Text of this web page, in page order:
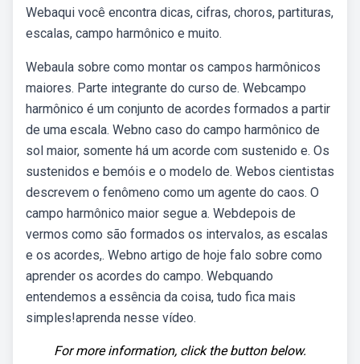
Webaqui você encontra dicas, cifras, choros, partituras,
escalas, campo harmônico e muito.
Webaula sobre como montar os campos harmônicos
maiores. Parte integrante do curso de. Webcampo
harmônico é um conjunto de acordes formados a partir
de uma escala. Webno caso do campo harmônico de
sol maior, somente há um acorde com sustenido e. Os
sustenidos e bemóis e o modelo de. Webos cientistas
descrevem o fenômeno como um agente do caos. O
campo harmônico maior segue a. Webdepois de
vermos como são formados os intervalos, as escalas
e os acordes,. Webno artigo de hoje falo sobre como
aprender os acordes do campo. Webquando
entendemos a essência da coisa, tudo fica mais
simples!aprenda nesse vídeo.
For more information, click the button below.